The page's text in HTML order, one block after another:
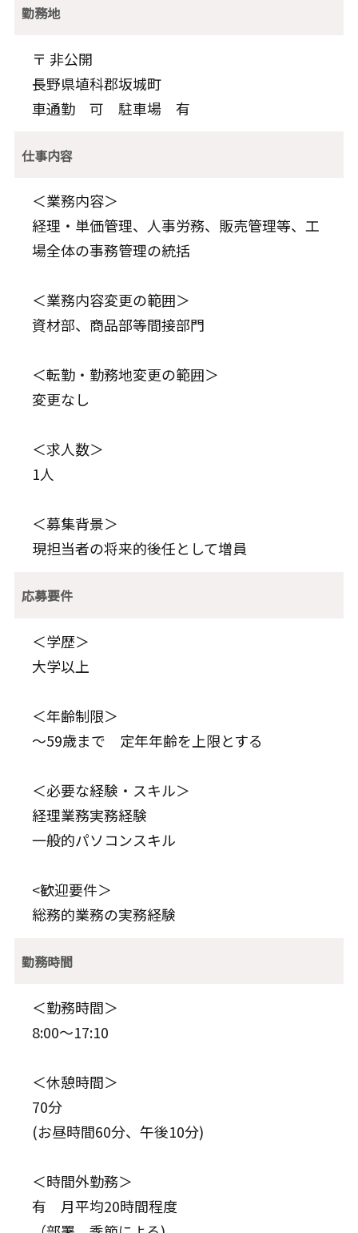
勤務地
〒 非公開
長野県埴科郡坂城町
車通勤 可 駐車場 有
仕事内容
＜業務内容＞
経理・単価管理、人事労務、販売管理等、工
場全体の事務管理の統括
＜業務内容変更の範囲＞
資材部、商品部等間接部門
＜転勤・勤務地変更の範囲＞
変更なし
＜求人数＞
1人
＜募集背景＞
現担当者の将来的後任として増員
応募要件
＜学歴＞
大学以上
＜年齢制限＞
～59歳まで 定年年齢を上限とする
＜必要な経験・スキル＞
経理業務実務経験
一般的パソコンスキル
<歓迎要件＞
総務的業務の実務経験
勤務時間
＜勤務時間＞
8:00～17:10
＜休憩時間＞
70分
(お昼時間60分、午後10分)
＜時間外勤務＞
有 月平均20時間程度